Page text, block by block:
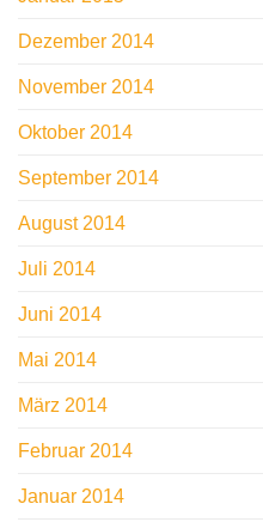
Dezember 2014
November 2014
Oktober 2014
September 2014
August 2014
Juli 2014
Juni 2014
Mai 2014
März 2014
Februar 2014
Januar 2014